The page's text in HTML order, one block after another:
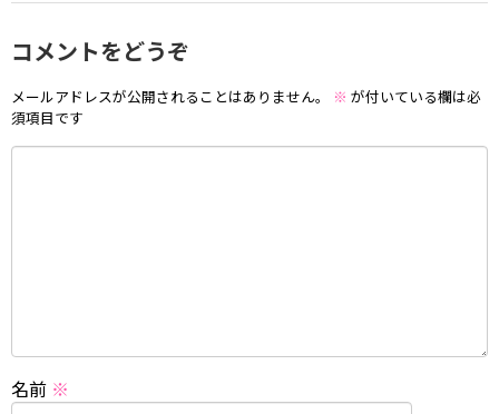
コメントをどうぞ
メールアドレスが公開されることはありません。 ※ が付いている欄は必
須項目です
名前 ※